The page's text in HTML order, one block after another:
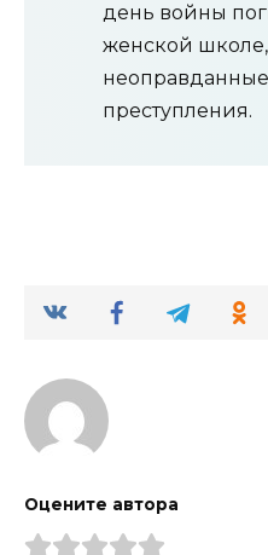
день войны
женской
преступления.
Оцените автора